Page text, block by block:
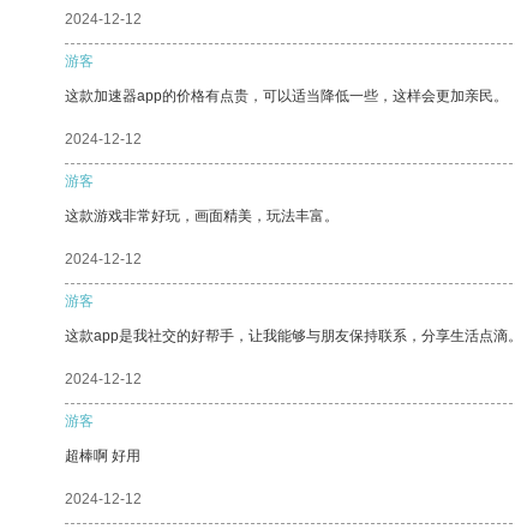
2024-12-12
游客
这款加速器app的价格有点贵，可以适当降低一些，这样会更加亲民。
2024-12-12
游客
这款游戏非常好玩，画面精美，玩法丰富。
2024-12-12
游客
这款app是我社交的好帮手，让我能够与朋友保持联系，分享生活点滴。
2024-12-12
游客
超棒啊 好用
2024-12-12